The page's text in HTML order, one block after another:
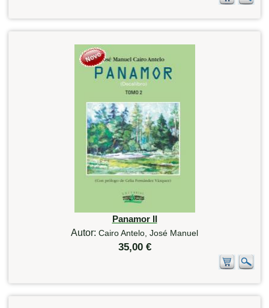
Panamor II
Autor: Cairo Antelo, José Manuel
35,00 €